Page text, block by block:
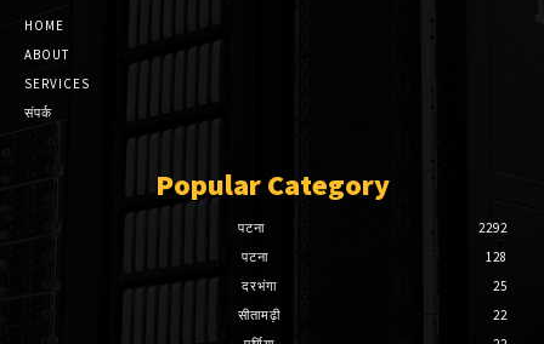
HOME
ABOUT
SERVICES
संपर्क
Popular Category
पटना
2292
पटना
128
दरभंगा
25
सीतामढ़ी
22